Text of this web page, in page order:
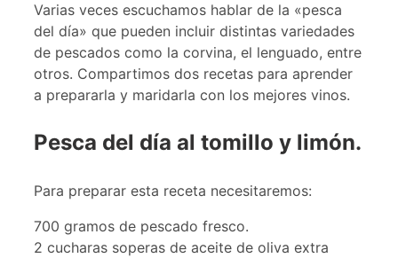
Varias veces escuchamos hablar de la «pesca
del día» que pueden incluir distintas variedades
de pescados como la corvina, el lenguado, entre
otros. Compartimos dos recetas para aprender
a prepararla y maridarla con los mejores vinos.
Pesca del día al tomillo y limón.
Para preparar esta receta necesitaremos:
700 gramos de pescado fresco.
2 cucharas soperas de aceite de oliva extra